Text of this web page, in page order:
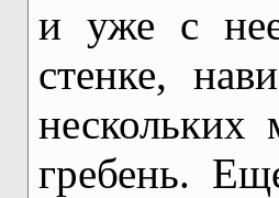
и уже с
стенке,
гребень.